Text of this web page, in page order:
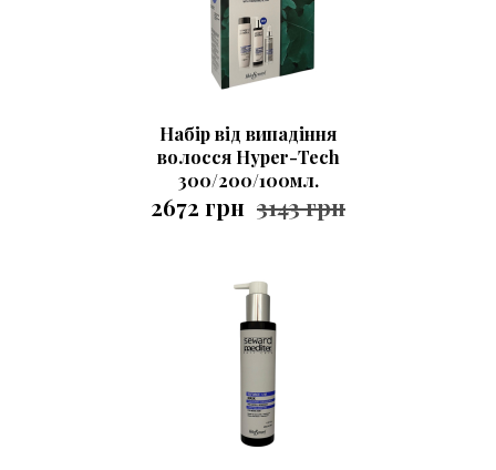
Набір від випадіння
волосся Hyper-Tech
300/200/100мл.
2672 грн 3143 грн